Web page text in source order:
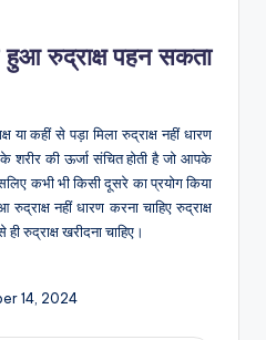
हुआ रुद्राक्ष पहन सकता
या कहीं से पड़ा मिला रुद्राक्ष नहीं धारण
के शरीर की ऊर्जा संचित होती है जो आपके
कभी भी किसी दूसरे का प्रयोग किया
नहीं धारण करना चाहिए रुद्राक्ष
रुद्राक्ष खरीदना चाहिए।
14, 2024